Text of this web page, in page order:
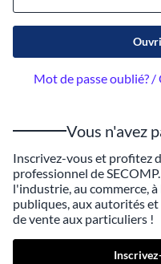
Mot de passe oublié?
Vous n'avez
Inscrivez-vous et profitez
professionnel de
l'industrie, au commerce,
publiques, aux autorités
de vente aux particuliers !